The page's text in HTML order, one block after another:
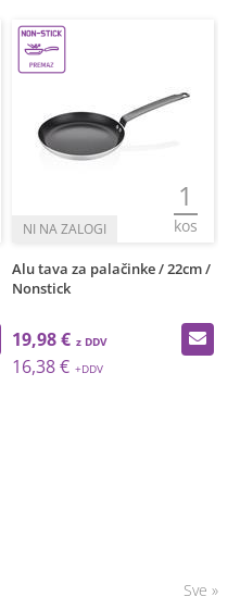
1
kos
Alu tava za palačinke / 22cm /
Nonstick
19,98 €
16,38 €
Sve »